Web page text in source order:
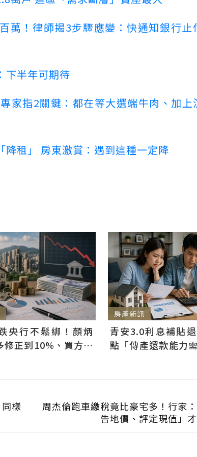
萬！律師揭3步驟應變：快通知銀行止
下半年可期待
家指2關鍵：都在等大選端牛肉、加上
租」 房東激賞：遇到這種一定降
央行不鬆綁！顏炳
修正到10%、買方仍
房產新訊
青安3.0利息補貼
點「傳產還款能力
樣
周杰倫跑車繳稅竟比豪宅多！行家
告地價、評定現值」